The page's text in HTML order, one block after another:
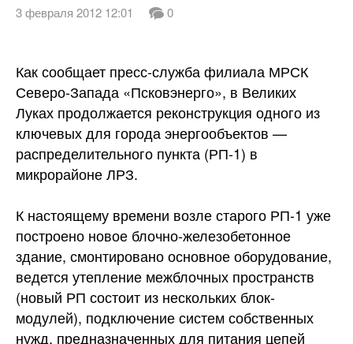
3 февраля 2012 12:01 0
Как сообщает пресс-служба филиала МРСК
Северо-Запада «Псковэнерго», в Великих
Луках продолжается реконструкция одного из
ключевых для города энергообъектов —
распределительного пункта (РП-1) в
микрорайоне ЛРЗ.
К настоящему времени возле старого РП-1 уже
построено новое блочно-железобетонное
здание, смонтировано основное оборудование,
ведется утепление межблочных пространств
(новый РП состоит из нескольких блок-
модулей), подключение систем собственных
нужд, предназначенных для питания цепей